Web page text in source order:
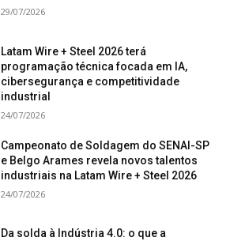
29/07/2026
Latam Wire + Steel 2026 terá
programação técnica focada em IA,
cibersegurança e competitividade
industrial
24/07/2026
Campeonato de Soldagem do SENAI-SP
e Belgo Arames revela novos talentos
industriais na Latam Wire + Steel 2026
24/07/2026
Da solda à Indústria 4.0: o que a